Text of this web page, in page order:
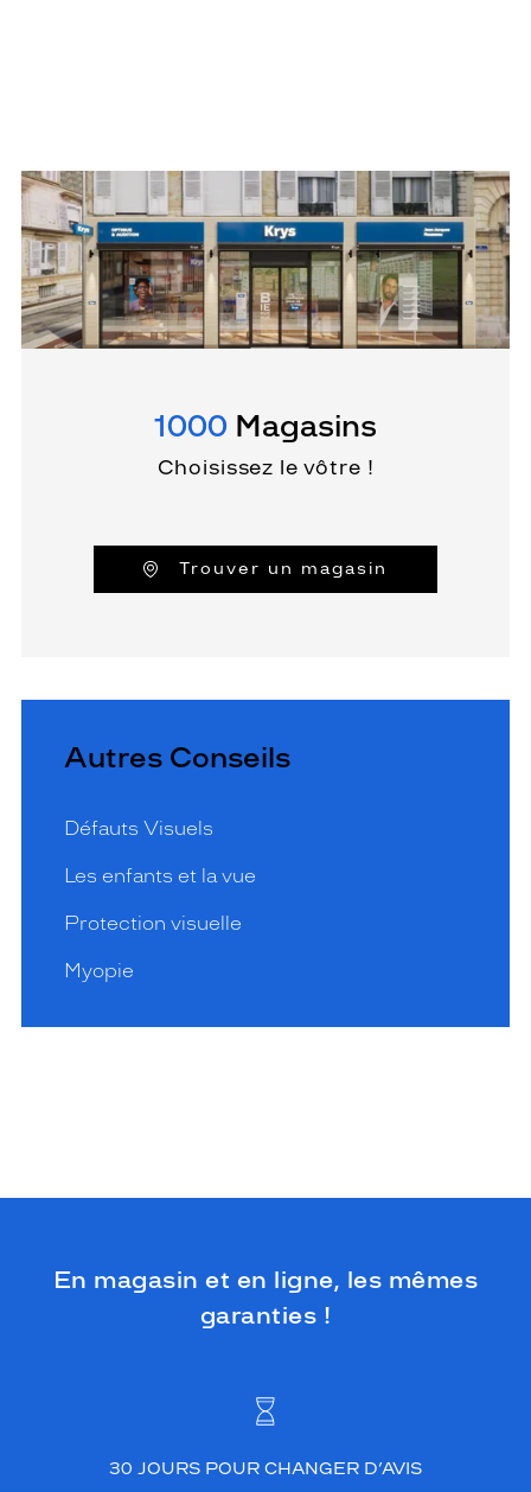
1000 Magasins
Choisissez le vôtre !
Trouver un magasin
Autres Conseils
Défauts Visuels
Les enfants et la vue
Protection visuelle
Myopie
En magasin et en ligne, les mêmes
garanties !
30 JOURS POUR CHANGER D’AVIS